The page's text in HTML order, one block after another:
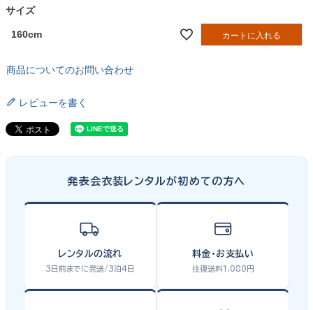
サイズ
160cm カートに入れる
商品についてのお問い合わせ
レビューを書く
発表会衣装レンタルが初めての方へ
レンタルの流れ
3日前までに発送/3泊4日
料金・お支払い
往復送料1,080円